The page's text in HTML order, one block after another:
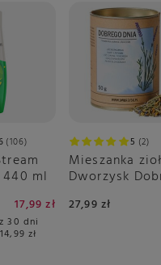
106
ml
17,99 zł
30 dni
14,99 zł
5 2
Mieszanka
Dworzysk
27,99 zł